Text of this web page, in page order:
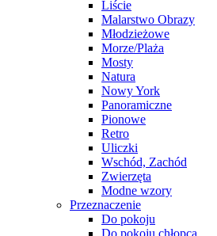
Liście
Malarstwo Obrazy
Młodzieżowe
Morze/Plaża
Mosty
Natura
Nowy York
Panoramiczne
Pionowe
Retro
Uliczki
Wschód, Zachód
Zwierzęta
Modne wzory
Przeznaczenie
Do pokoju
Do pokoju chłopca